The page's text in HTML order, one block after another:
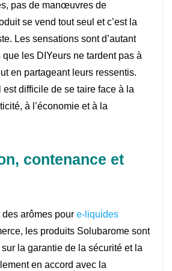
pas de manœuvres de
se vend tout seul et c’est la
Les sensations sont d’autant
les DIYeurs ne tardent pas à
en partageant leurs ressentis.
est difficile de se taire face à la
à l’économie et à la
contenance et
arômes pour e-liquides
les produits Solubarome sont
la garantie de la sécurité et la
en accord avec la